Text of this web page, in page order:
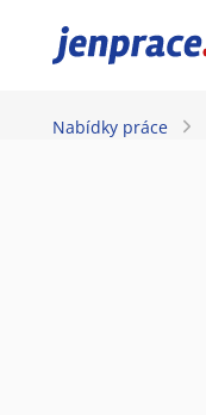
JenPráce.cz
Nabídky práce